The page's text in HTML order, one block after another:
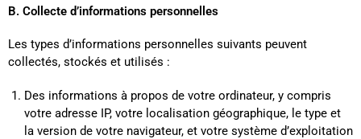
B. Collecte d’informations personnelles
Les types d’informations personnelles suivants peuvent
collectés, stockés et utilisés :
Des informations à propos de votre ordinateur, y compris
votre adresse IP, votre localisation géographique, le type et
la version de votre navigateur, et votre système d’exploitation